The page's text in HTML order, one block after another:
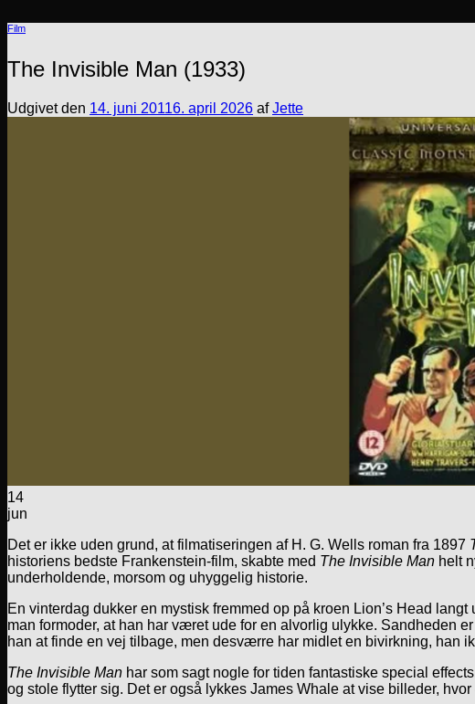
Film
The Invisible Man (1933)
Udgivet den 14. juni 20116. april 2026 afJette
14
jun
Det er ikke uden grund, at filmatiseringen af H. G. Wells roman fra 1897
historiens bedste Frankenstein-film, skabte med The Invisible Man helt
underholdende, morsom og uhyggelig historie.
En vinterdag dukker en mystisk fremmed op på kroen Lion’s Head
man formoder, at han har været ude for en alvorlig ulykke. Sandheden
han at finde en vej tilbage, men desværre har midlet en bivirkning, han
The Invisible Man har som sagt nogle for tiden fantastiske special
og stole flytter sig. Det er også lykkes James Whale at vise billeder,